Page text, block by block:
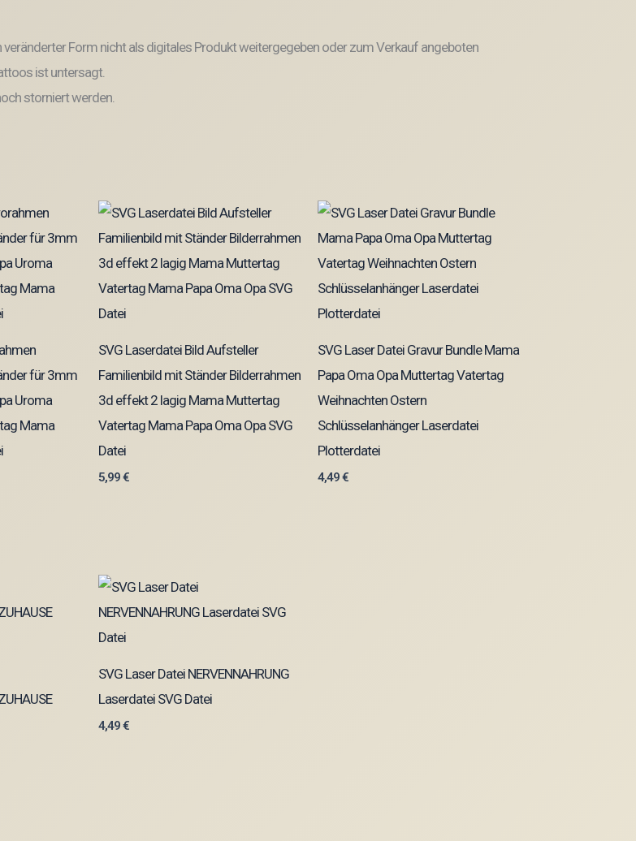
Form nicht als digitales Produkt weitergegeben oder zum Verkauf angeboten
ist untersagt.
storniert werden.
für 3mm
Uroma
Mama
SVG Laserdatei Bild Aufsteller
Familienbild mit Ständer Bilderrahmen
3d effekt 2 lagig Mama Muttertag
Vatertag Mama Papa Oma Opa SVG
Datei
5,99€
SVG Laser Datei Gravur Bundle Mama
Papa Oma Opa Muttertag Vatertag
Weihnachten Ostern
Schlüsselanhänger Laserdatei
Plotterdatei
4,49€
SVG Laser Datei NERVENNAHRUNG
Laserdatei SVG Datei
4,49€